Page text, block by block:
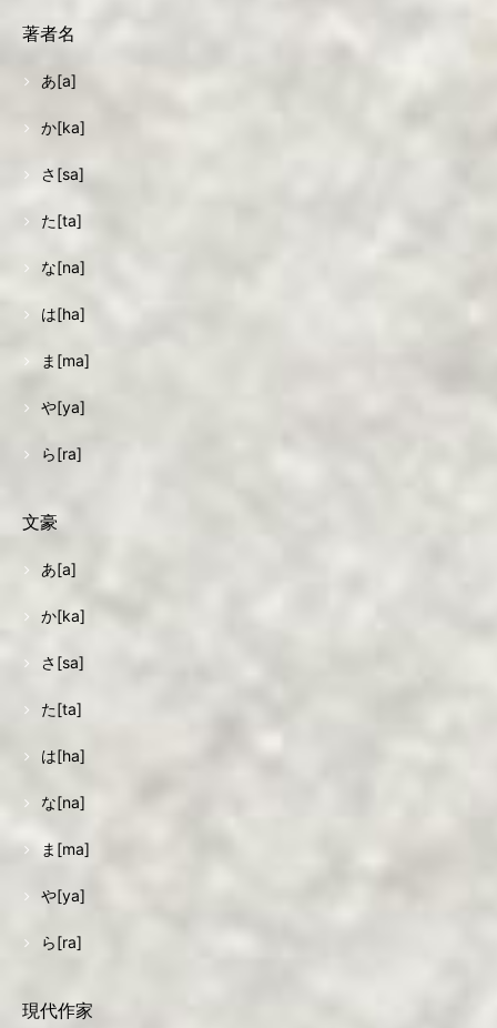
著者名
あ[a]
か[ka]
さ[sa]
た[ta]
な[na]
は[ha]
ま[ma]
や[ya]
ら[ra]
文豪
あ[a]
か[ka]
さ[sa]
た[ta]
は[ha]
な[na]
ま[ma]
や[ya]
ら[ra]
現代作家